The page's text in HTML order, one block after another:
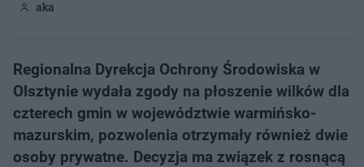
aka
Regionalna Dyrekcja Ochrony Środowiska w
Olsztynie wydała zgody na płoszenie wilków dla
czterech gmin w województwie warmińsko-
mazurskim, pozwolenia otrzymały również dwie
osoby prywatne. Decyzja ma związek z rosnącą